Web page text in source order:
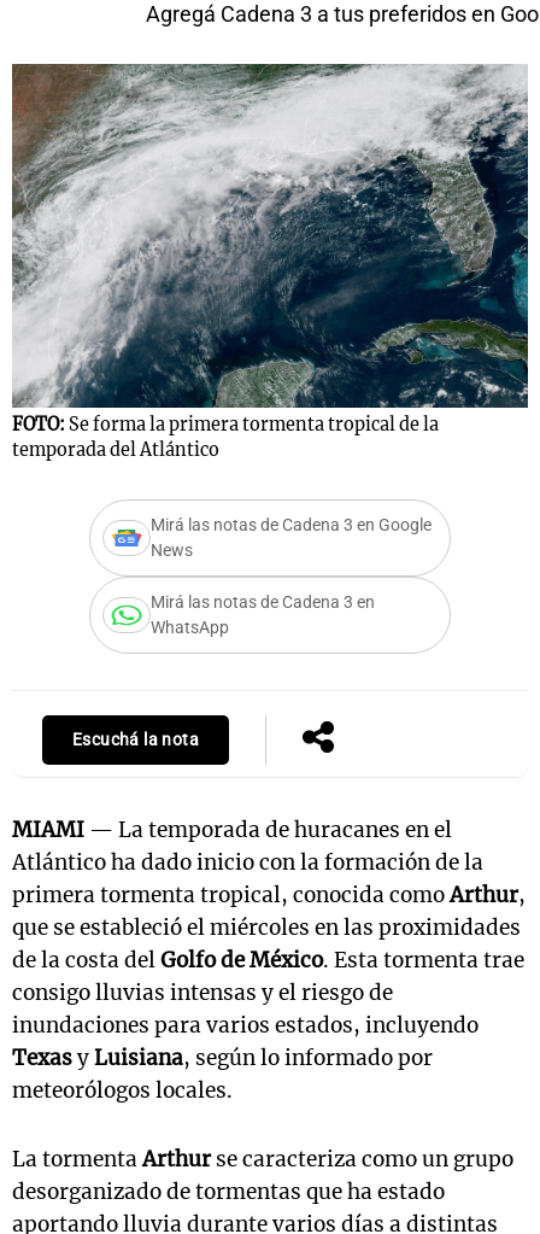
Agregá Cadena 3 a tus preferidos en
FOTO: Se forma la primera tormenta tropical de la
temporada del Atlántico
Mirá las notas de Cadena 3 en Google
News
Mirá las notas de Cadena 3 en
WhatsApp
Escuchá la nota
MIAMI — La temporada de huracanes en el
Atlántico ha dado inicio con la formación de la
primera tormenta tropical, conocida comoArthur,
que se estableció el miércoles en las proximidades
de la costa delGolfo de México. Esta tormenta trae
consigo lluvias intensas y el riesgo de
inundaciones para varios estados, incluyendo
TexasyLuisiana, según lo informado por
meteorólogos locales.
La tormentaArthurse caracteriza como un grupo
desorganizado de tormentas que ha estado
aportando lluvia durante varios días a distintas